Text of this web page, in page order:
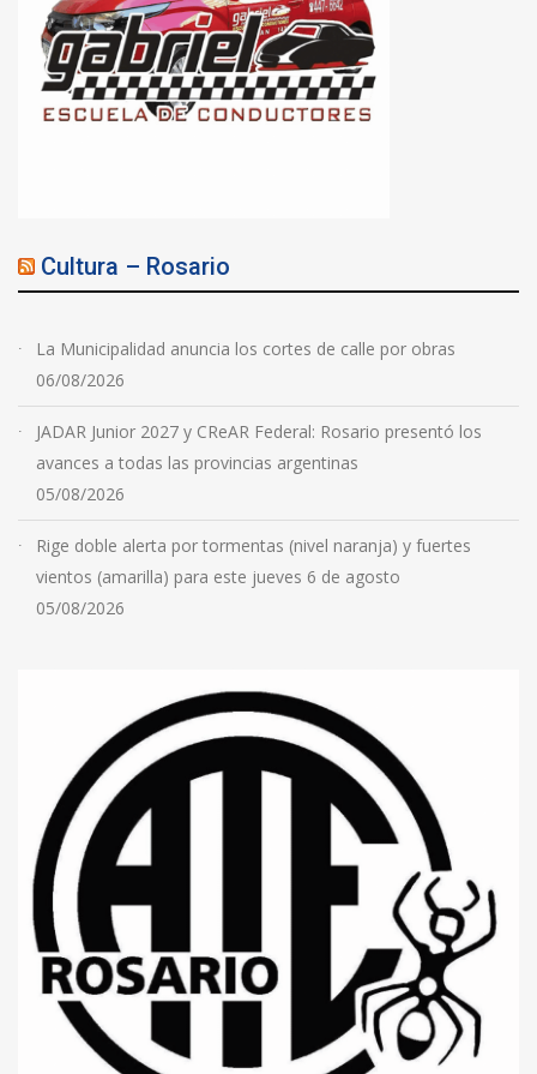
Cultura – Rosario
La Municipalidad anuncia los cortes de calle por obras
06/08/2026
JADAR Junior 2027 y CReAR Federal: Rosario presentó los
avances a todas las provincias argentinas
05/08/2026
Rige doble alerta por tormentas (nivel naranja) y fuertes
vientos (amarilla) para este jueves 6 de agosto
05/08/2026